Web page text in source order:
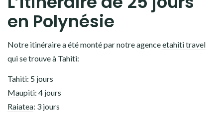
en Polynésie
Notre itinéraire a été monté par notre agenceetahiti travel
qui se trouve à Tahiti:
Tahiti: 5 jours
Maupiti: 4 jours
Raiatea: 3 jours